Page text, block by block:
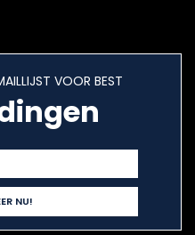
VOOR BEST